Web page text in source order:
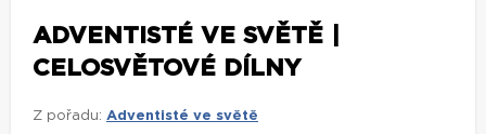
ADVENTISTÉ VE SVĚTĚ |
CELOSVĚTOVÉ DÍLNY
Z pořadu: Adventisté ve světě